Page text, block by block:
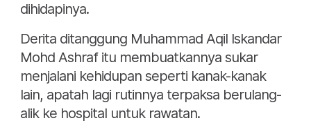
dihidapinya.
Derita ditanggung Muhammad Aqil Iskandar
Mohd Ashraf itu membuatkannya sukar
menjalani kehidupan seperti kanak-kanak
lain, apatah lagi rutinnya terpaksa berulang-
alik ke hospital untuk rawatan.